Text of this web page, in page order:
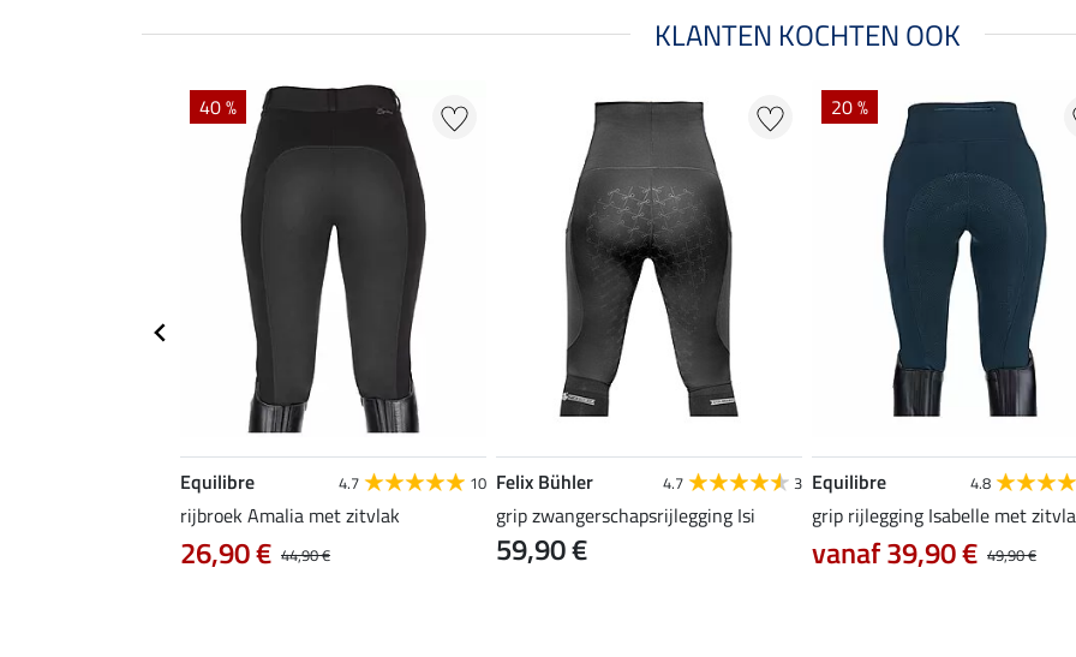
KLANTEN KOCHTEN OOK
40 %
Equilibre 4.7 10
rijbroek Amalia met zitvlak
44,90 €
26,90 €
Felix Bühler 4.7 3
grip zwangerschapsrijlegging Isi
59,90 €
20 %
Equilibre 4.8
grip rijlegging Isabelle met
49,90 €
vanaf 39,90 €